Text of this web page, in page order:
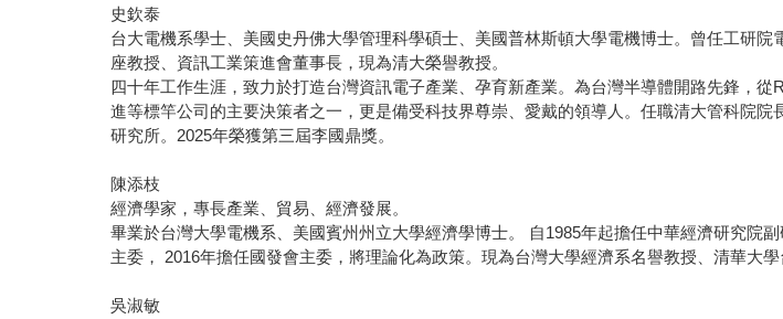
史欽泰
台大電機系學士、美國史丹佛大學管理科學碩士、美國普林斯頓大學電機博士。曾任工研
座教授、資訊工業策進會董事長，現為清大榮譽教授。
四十年工作生涯，致力於打造台灣資訊電子產業、孕育新產業。為台灣半導體開路先鋒，
進等標竿公司的主要決策者之一，更是備受科技界尊崇、愛戴的領導人。任職清大管科院
研究所。2025年榮獲第三屆李國鼎獎。
陳添枝
經濟學家，專長產業、貿易、經濟發展。
畢業於台灣大學電機系、美國賓州州立大學經濟學博士。 自1985年起擔任中華經濟研究院
主委， 2016年擔任國發會主委，將理論化為政策。現為台灣大學經濟系名譽教授、清華大學
吳淑敏